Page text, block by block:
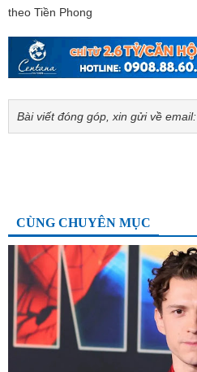
theo Tiền Phong
Bài viết đóng góp, xin gửi về email:
CÙNG CHUYÊN MỤC